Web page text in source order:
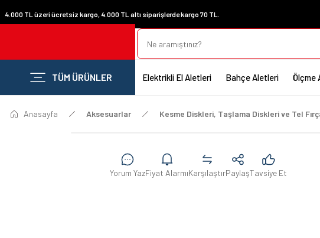
4.000 TL üzeri ücretsiz kargo, 4.000 TL altı siparişlerde kargo 70 TL.
TÜM ÜRÜNLER Elektrikli El Aletleri Bahçe Aletleri Ölçme
Anasayfa Aksesuarlar Kesme Diskleri, Taşlama Diskleri ve Tel
Yorum YazFiyat AlarmıKarşılaştırPaylaşTavsiye Et